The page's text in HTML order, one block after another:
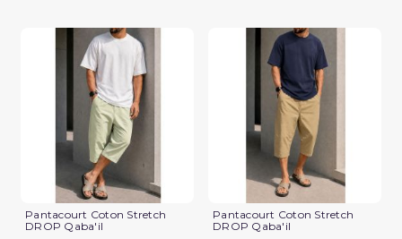
Pantacourt Coton Stretch
DROP Qaba'il
Pantacourt Coton Stretch
DROP Qaba'il